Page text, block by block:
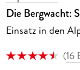
Die Bergwacht:
Einsatz in den
(16